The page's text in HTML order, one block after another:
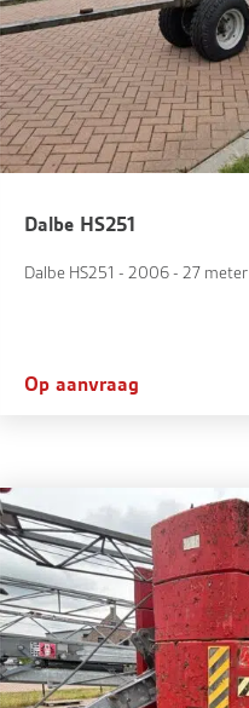
Dalbe HS251
Dalbe HS251 - 2006 - 27 meter
Op aanvraag